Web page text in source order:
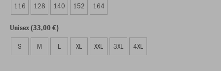
116 128 140 152 164
Unisex (33,00 €)
S M L XL XXL 3XL 4XL